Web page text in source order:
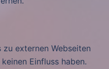
externen Webseiten
Einfluss haben.